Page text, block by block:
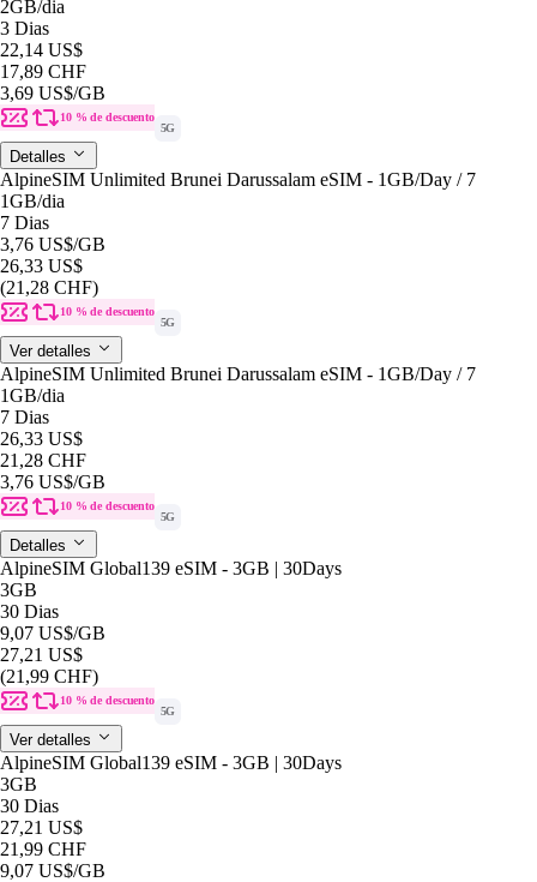
2GB/dia
3 Dias
22,14 US$
17,89 CHF
3,69 US$/GB
10 % de descuento
5G
Detalles
AlpineSIM Unlimited Brunei Darussalam eSIM - 1GB/Day / 7
1GB/dia
7 Dias
3,76 US$/GB
26,33 US$
(21,28 CHF)
10 % de descuento
5G
Ver detalles
AlpineSIM Unlimited Brunei Darussalam eSIM - 1GB/Day / 7
1GB/dia
7 Dias
26,33 US$
21,28 CHF
3,76 US$/GB
10 % de descuento
5G
Detalles
AlpineSIM Global139 eSIM - 3GB | 30Days
3GB
30 Dias
9,07 US$/GB
27,21 US$
(21,99 CHF)
10 % de descuento
5G
Ver detalles
AlpineSIM Global139 eSIM - 3GB | 30Days
3GB
30 Dias
27,21 US$
21,99 CHF
9,07 US$/GB